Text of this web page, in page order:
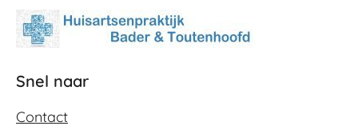
Snel naar
Contact